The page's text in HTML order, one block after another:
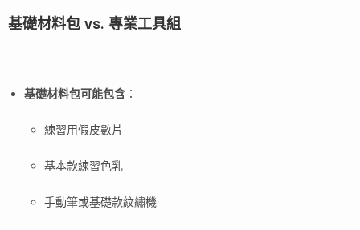
基礎材料包 vs. 專業工具組
基礎材料包可能包含 ：
練習用假皮數片
基本款練習色乳
手動筆或基礎款紋繡機